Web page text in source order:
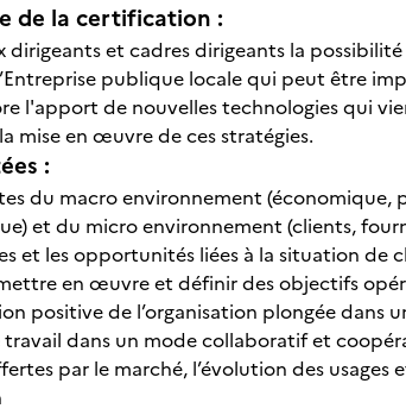
de la certification :
et cadres dirigeants la
publique locale qui peut être
l'apport de nouvelles technologies qui
mise en œuvre de ces stratégies.
:
du macro environnement
et du micro environnement (clients,
et les opportunités liées à la situation de
en œuvre et définir des objectifs
positive de l’organisation plongée dans
travail dans un mode collaboratif et
par le marché, l’évolution des usages